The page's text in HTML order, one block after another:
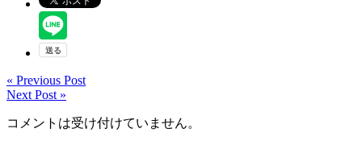
« Previous Post
Next Post »
コメントは受け付けていません。